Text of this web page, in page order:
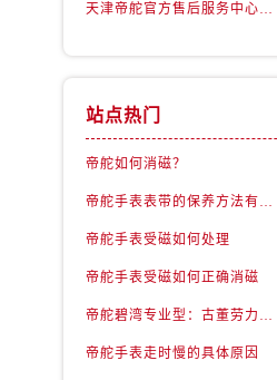
天津帝舵官方售后服务中心｜网点地址及售后热线权威信息公示（2026年7月最新）
站点热门
帝舵如何消磁？
帝舵手表表带的保养方法有哪些？
帝舵手表受磁如何处理
帝舵手表受磁如何正确消磁
帝舵碧湾专业型：古董劳力士的“转世重生”
帝舵手表走时慢的具体原因